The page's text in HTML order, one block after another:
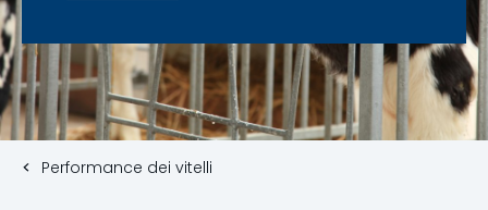
Performance dei vitelli